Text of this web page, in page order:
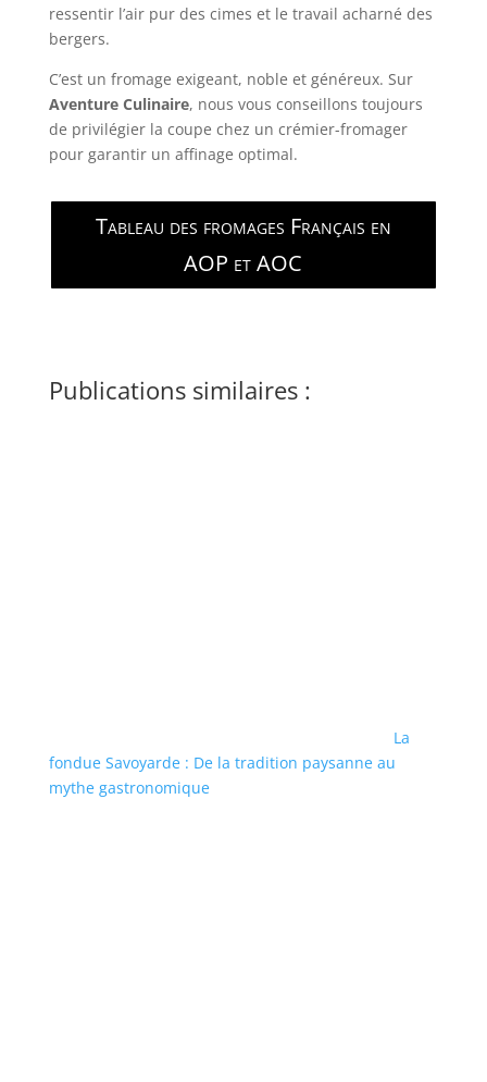
ressentir l’air pur des cimes et le travail acharné des
bergers.
C’est un fromage exigeant, noble et généreux. Sur
Aventure Culinaire, nous vous conseillons toujours
de privilégier la coupe chez un crémier-fromager
pour garantir un affinage optimal.
Tableau des fromages Français en
AOP et AOC
Publications similaires :
La
fondue Savoyarde : De la tradition paysanne au
mythe gastronomique